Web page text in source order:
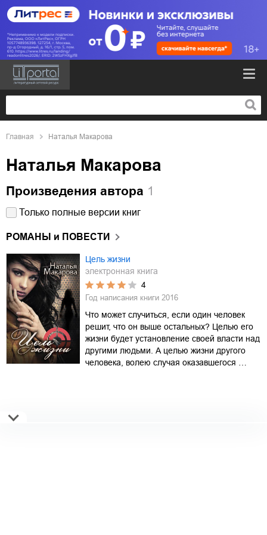
Главная Наталья Макарова
Наталья Макарова
Произведения автора 1
Только полные версии книг
РОМАНЫ и ПОВЕСТИ
Цель жизни
электронная книга
4
Год написания книги 2016
Что может случиться, если один человек
решит, что он выше остальных? Целью его
жизни будет установление своей власти над
другими людьми. А целью жизни другого
человека, волею случая оказавшегося …